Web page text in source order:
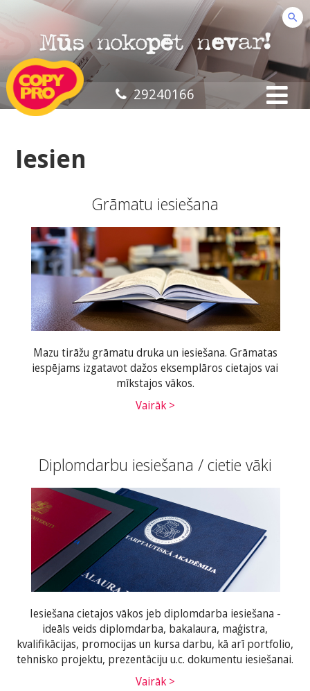
29240166
Iesien
Grāmatu iesiešana
Mazu tirāžu grāmatu druka un iesiešana. Grāmatas
iespējams izgatavot dažos eksemplāros cietajos vai
mīkstajos vākos.
Vairāk >
Diplomdarbu iesiešana / cietie vāki
Iesiešana cietajos vākos jeb diplomdarba iesiešana -
ideāls veids diplomdarba, bakalaura, maģistra,
kvalifikācijas, promocijas un kursa darbu, kā arī portfolio,
tehnisko projektu, prezentāciju u.c. dokumentu iesiešanai.
Vairāk >